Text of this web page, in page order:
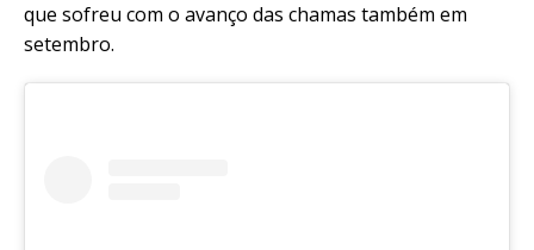
que sofreu com o avanço das chamas também em
setembro.